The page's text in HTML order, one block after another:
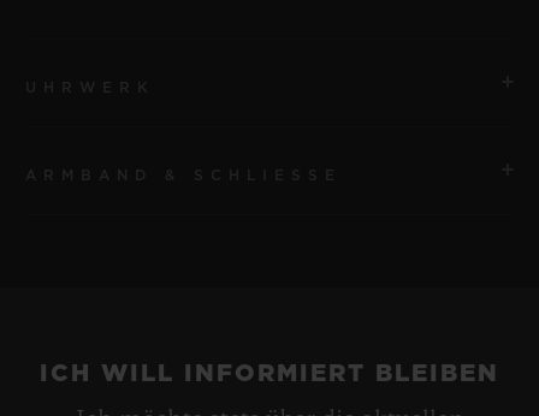
ICH WILL INFORMIERT BLEIBEN